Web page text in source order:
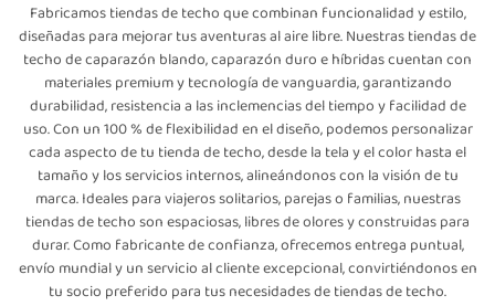
Fabricamos tiendas de techo que combinan funcionalidad y estilo,
diseñadas para mejorar tus aventuras al aire libre. Nuestras tiendas de
techo de caparazón blando, caparazón duro e híbridas cuentan con
materiales premium y tecnología de vanguardia, garantizando
durabilidad, resistencia a las inclemencias del tiempo y facilidad de
uso. Con un 100 % de flexibilidad en el diseño, podemos personalizar
cada aspecto de tu tienda de techo, desde la tela y el color hasta el
tamaño y los servicios internos, alineándonos con la visión de tu
marca. Ideales para viajeros solitarios, parejas o familias, nuestras
tiendas de techo son espaciosas, libres de olores y construidas para
durar. Como fabricante de confianza, ofrecemos entrega puntual,
envío mundial y un servicio al cliente excepcional, convirtiéndonos en
tu socio preferido para tus necesidades de tiendas de techo.